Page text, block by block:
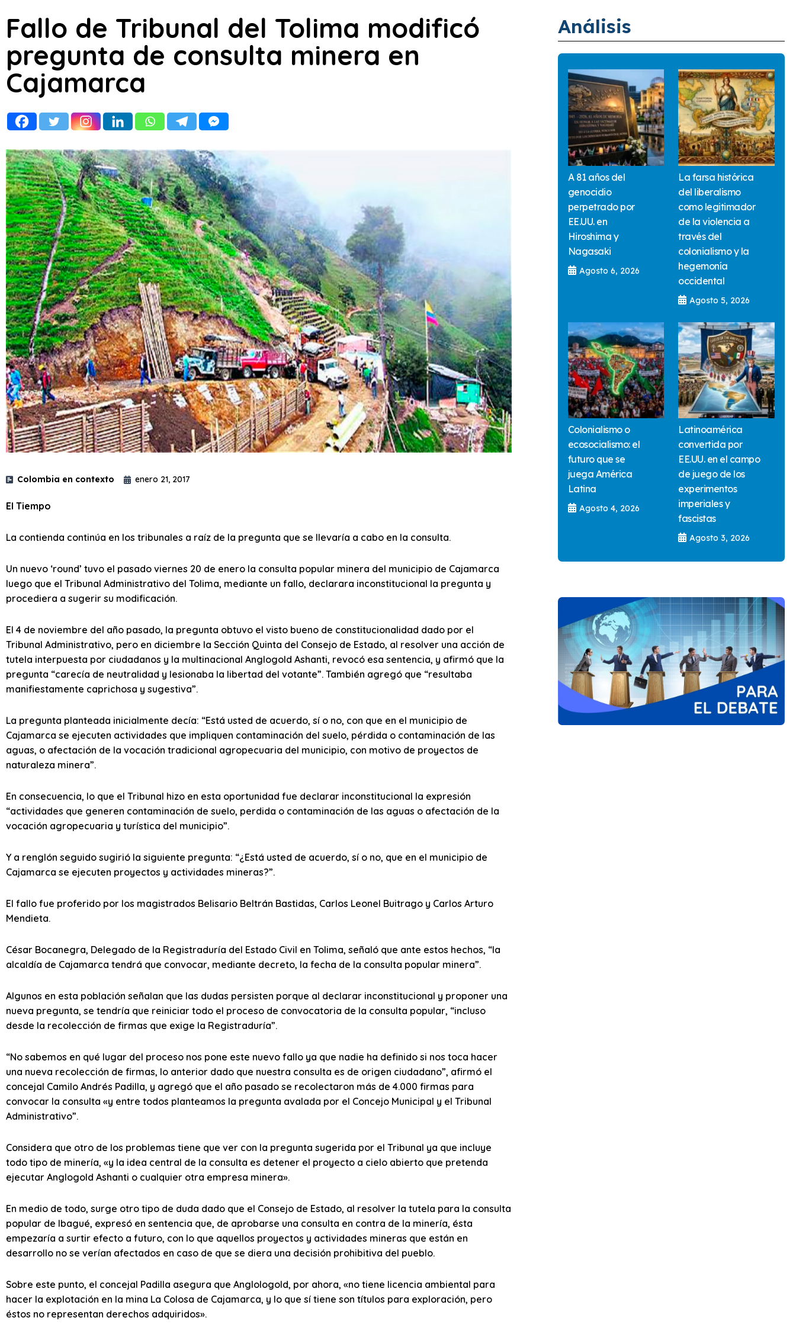
Fallo de Tribunal del Tolima modificó
pregunta de consulta minera en
Cajamarca
Colombia en contexto enero 21, 2017
El Tiempo
La contienda continúa en los tribunales a raíz de la pregunta que se llevaría a cabo en la consulta.
Un nuevo ‘round’ tuvo el pasado viernes 20 de enero la consulta popular minera del municipio de Cajamarca
luego que el Tribunal Administrativo del Tolima, mediante un fallo, declarara inconstitucional la pregunta y
procediera a sugerir su modificación.
El 4 de noviembre del año pasado, la pregunta obtuvo el visto bueno de constitucionalidad dado por el
Tribunal Administrativo, pero en diciembre la Sección Quinta del Consejo de Estado, al resolver una acción de
tutela interpuesta por ciudadanos y la multinacional Anglogold Ashanti, revocó esa sentencia, y afirmó que la
pregunta “carecía de neutralidad y lesionaba la libertad del votante”. También agregó que “resultaba
manifiestamente caprichosa y sugestiva”.
La pregunta planteada inicialmente decía: “Está usted de acuerdo, sí o no, con que en el municipio de
Cajamarca se ejecuten actividades que impliquen contaminación del suelo, pérdida o contaminación de las
aguas, o afectación de la vocación tradicional agropecuaria del municipio, con motivo de proyectos de
naturaleza minera”.
En consecuencia, lo que el Tribunal hizo en esta oportunidad fue declarar inconstitucional la expresión
“actividades que generen contaminación de suelo, perdida o contaminación de las aguas o afectación de la
vocación agropecuaria y turística del municipio”.
Y a renglón seguido sugirió la siguiente pregunta: “¿Está usted de acuerdo, sí o no, que en el municipio de
Cajamarca se ejecuten proyectos y actividades mineras?”.
El fallo fue proferido por los magistrados Belisario Beltrán Bastidas, Carlos Leonel Buitrago y Carlos Arturo
Mendieta.
César Bocanegra, Delegado de la Registraduría del Estado Civil en Tolima, señaló que ante estos hechos, “la
alcaldía de Cajamarca tendrá que convocar, mediante decreto, la fecha de la consulta popular minera”.
Algunos en esta población señalan que las dudas persisten porque al declarar inconstitucional y proponer una
nueva pregunta, se tendría que reiniciar todo el proceso de convocatoria de la consulta popular, “incluso
desde la recolección de firmas que exige la Registraduría”.
“No sabemos en qué lugar del proceso nos pone este nuevo fallo ya que nadie ha definido si nos toca hacer
una nueva recolección de firmas, lo anterior dado que nuestra consulta es de origen ciudadano”, afirmó el
concejal Camilo Andrés Padilla, y agregó que el año pasado se recolectaron más de 4.000 firmas para
convocar la consulta «y entre todos planteamos la pregunta avalada por el Concejo Municipal y el Tribunal
Administrativo”.
Considera que otro de los problemas tiene que ver con la pregunta sugerida por el Tribunal ya que incluye
todo tipo de minería, «y la idea central de la consulta es detener el proyecto a cielo abierto que pretenda
ejecutar Anglogold Ashanti o cualquier otra empresa minera».
En medio de todo, surge otro tipo de duda dado que el Consejo de Estado, al resolver la tutela para la consulta
popular de Ibagué, expresó en sentencia que, de aprobarse una consulta en contra de la minería, ésta
empezaría a surtir efecto a futuro, con lo que aquellos proyectos y actividades mineras que están en
desarrollo no se verían afectados en caso de que se diera una decisión prohibitiva del pueblo.
Sobre este punto, el concejal Padilla asegura que Anglologold, por ahora, «no tiene licencia ambiental para
hacer la explotación en la mina La Colosa de Cajamarca, y lo que sí tiene son títulos para exploración, pero
éstos no representan derechos adquiridos».
Análisis
A 81 años del
genocidio
perpetrado por
EE.UU. en
Hiroshima y
Nagasaki
Agosto 6, 2026
La farsa histórica
del liberalismo
como legitimador
de la violencia a
través del
colonialismo y la
hegemonía
occidental
Agosto 5, 2026
Colonialismo o
ecosocialismo: el
futuro que se
juega América
Latina
Agosto 4, 2026
Latinoamérica
convertida por
EE.UU. en el campo
de juego de los
experimentos
imperiales y
fascistas
Agosto 3, 2026